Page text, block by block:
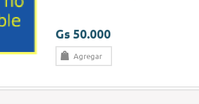
Gs 50.000
Agregar